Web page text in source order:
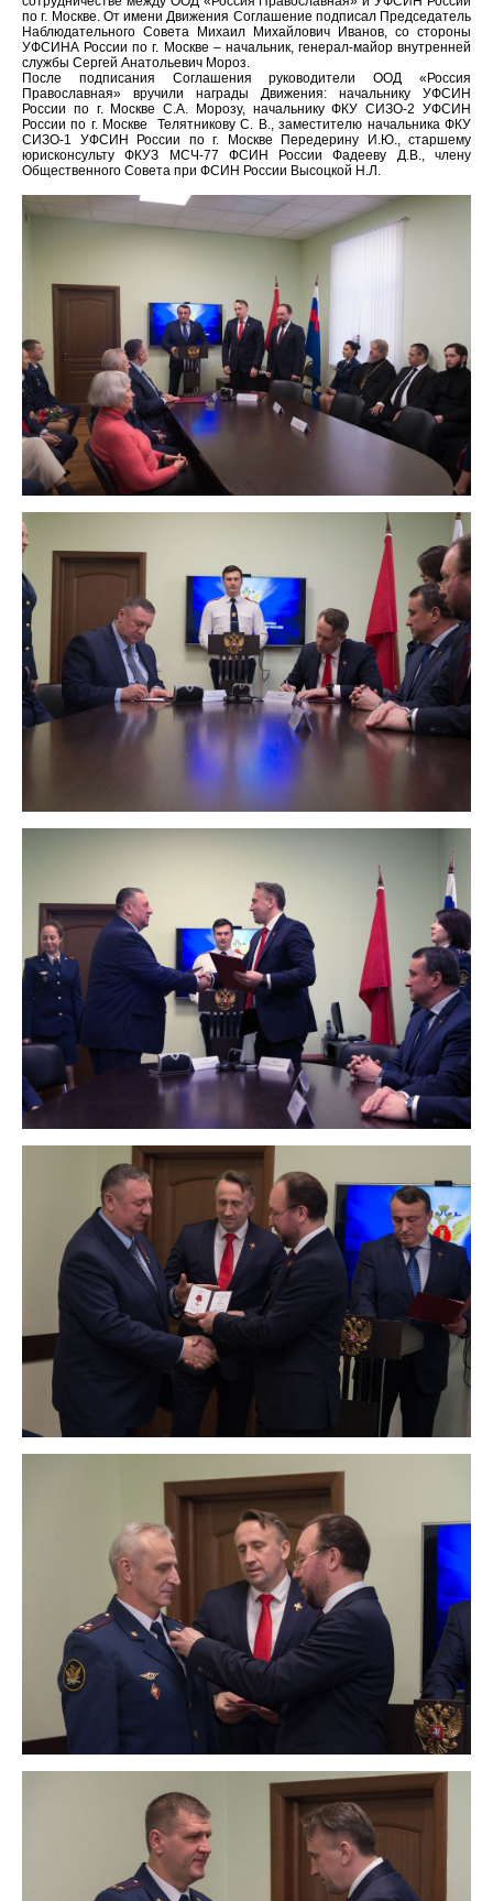
по г. Москве. От имени Движения Соглашение подписал Председатель
Наблюдательного Совета Михаил Михайлович Иванов, со стороны
УФСИНА России по г. Москве – начальник, генерал-майор внутренней
службы Сергей Анатольевич Мороз.
После подписания Соглашения руководители ООД «Россия
Православная» вручили награды Движения: начальнику УФСИН
России по г. Москве С.А. Морозу, начальнику ФКУ СИЗО-2 УФСИН
России по г. Москве Телятникову С. В., заместителю начальника ФКУ
СИЗО-1 УФСИН России по г. Москве Передерину И.Ю., старшему
юрисконсульту ФКУЗ МСЧ-77 ФСИН России Фадееву Д.В., члену
Общественного Совета при ФСИН России Высоцкой Н.Л.